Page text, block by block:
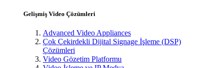
Gelişmiş Video Çözümleri
Advanced Video Appliances
Çok Çekirdekli Dijital Signage İşleme (DSP)
Çözümleri
Video Gözetim Platformu